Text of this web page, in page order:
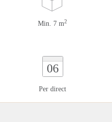
Min. 7 m2
06
Per direct